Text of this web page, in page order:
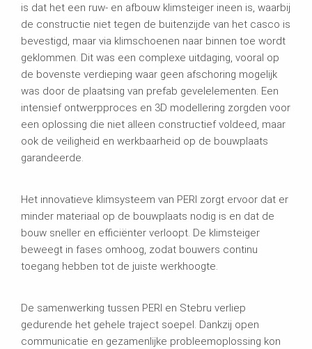
is dat het een ruw- en afbouw klimsteiger ineen is, waarbij
de constructie niet tegen de buitenzijde van het casco is
bevestigd, maar via klimschoenen naar binnen toe wordt
geklommen. Dit was een complexe uitdaging, vooral op
de bovenste verdieping waar geen afschoring mogelijk
was door de plaatsing van prefab gevelelementen. Een
intensief ontwerpproces en 3D modellering zorgden voor
een oplossing die niet alleen constructief voldeed, maar
ook de veiligheid en werkbaarheid op de bouwplaats
garandeerde.
Het innovatieve klimsysteem van PERI zorgt ervoor dat er
minder materiaal op de bouwplaats nodig is en dat de
bouw sneller en efficiënter verloopt. De klimsteiger
beweegt in fases omhoog, zodat bouwers continu
toegang hebben tot de juiste werkhoogte.
De samenwerking tussen PERI en Stebru verliep
gedurende het gehele traject soepel. Dankzij open
communicatie en gezamenlijke probleemoplossing kon